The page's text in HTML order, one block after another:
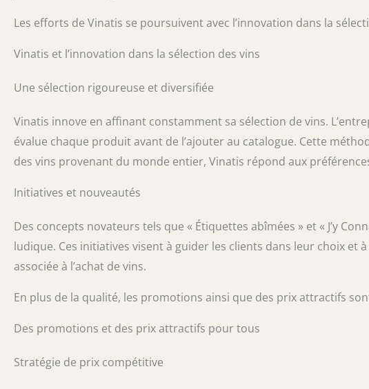
Les efforts de Vinatis se poursuivent avec l’innovation dans la
Vinatis et l’innovation dans la sélection des vins
Une sélection rigoureuse et diversifiée
Vinatis innove en affinant constamment sa sélection de vins.
évalue chaque produit avant de l’ajouter au catalogue. Cette
des vins provenant du monde entier, Vinatis répond aux
Initiatives et nouveautés
Des concepts novateurs tels que « Étiquettes abîmées » et « J’y
ludique. Ces initiatives visent à guider les clients dans leur choix et
associée à l’achat de vins.
En plus de la qualité, les promotions ainsi que des prix attractifs
Des promotions et des prix attractifs pour tous
Stratégie de prix compétitive